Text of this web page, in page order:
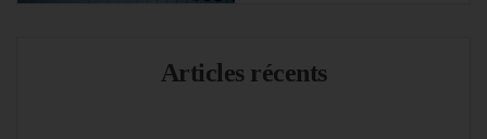
Articles récents